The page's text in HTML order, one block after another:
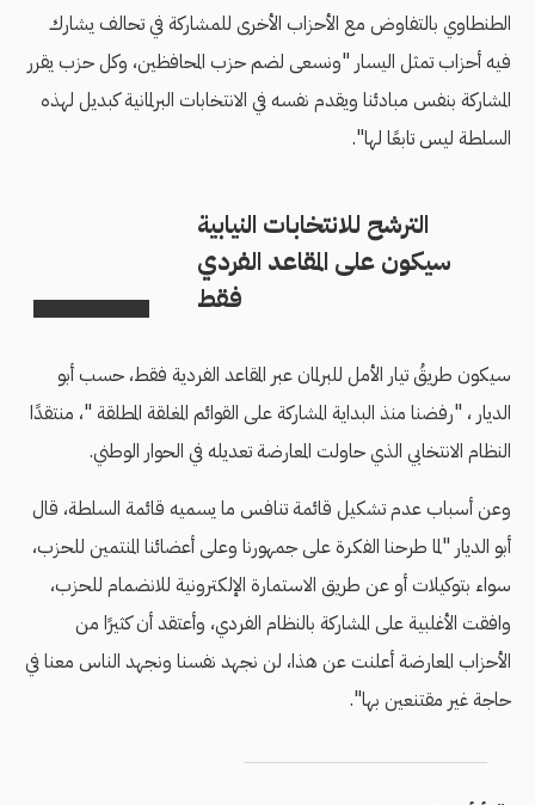
الطنطاوي بالتفاوض مع الأحزاب الأخرى للمشاركة في تحالف يشارك
فيه أحزاب تمثل اليسار "ونسعى لضم حزب المحافظين، وكل حزب يقرر
المشاركة بنفس مبادئنا ويقدم نفسه في الانتخابات البرلمانية كبديل لهذه
السلطة ليس تابعًا لها".
الترشح للانتخابات النيابية
سيكون على المقاعد الفردي
فقط
سيكون طريقُ تيار الأمل للبرلمان عبر المقاعد الفردية فقط، حسب أبو
الديار ، "رفضنا منذ البداية المشاركة على القوائم المغلقة المطلقة "، منتقدًا
النظام الانتخابي الذي حاولت المعارضة تعديله في الحوار الوطني.
وعن أسباب عدم تشكيل قائمة تنافس ما يسميه قائمة السلطة، قال
أبو الديار "لما طرحنا الفكرة على جمهورنا وعلى أعضائنا المنتمين للحزب،
سواء بتوكيلات أو عن طريق الاستمارة الإلكترونية للانضمام للحزب،
وافقت الأغلبية على المشاركة بالنظام الفردي، وأعتقد أن كثيرًا من
الأحزاب المعارضة أعلنت عن هذا، لن نجهد نفسنا ونجهد الناس معنا في
حاجة غير مقتنعين بها".